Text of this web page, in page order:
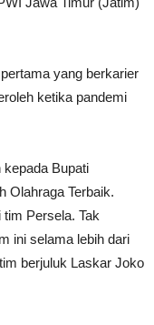
yang berkarier
ketika pandemi
kepada Bupati
Olahraga Terbaik.
Persela. Tak
ini selama lebih dari
berjuluk Laskar Joko